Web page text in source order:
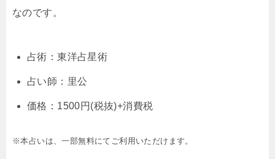
なのです。
占術：東洋占星術
占い師：里公
価格：1500円(税抜)+消費税
※本占いは、一部無料にてご利用いただけます。